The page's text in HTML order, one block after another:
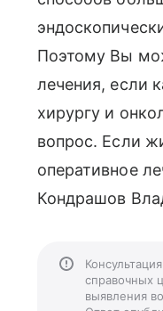
Поэтому Вы
лечения, если
хирургу и
вопрос. Если
оперативное
Кондрашов
справочных
выявления